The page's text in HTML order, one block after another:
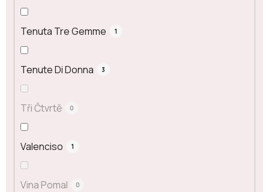
Tenuta Tre Gemme 1
Tenute Di Donna 3
Tři Čtvrtě 0
Valenciso 1
Vina Pomal 0